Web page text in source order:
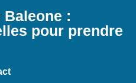
:
pour prendre